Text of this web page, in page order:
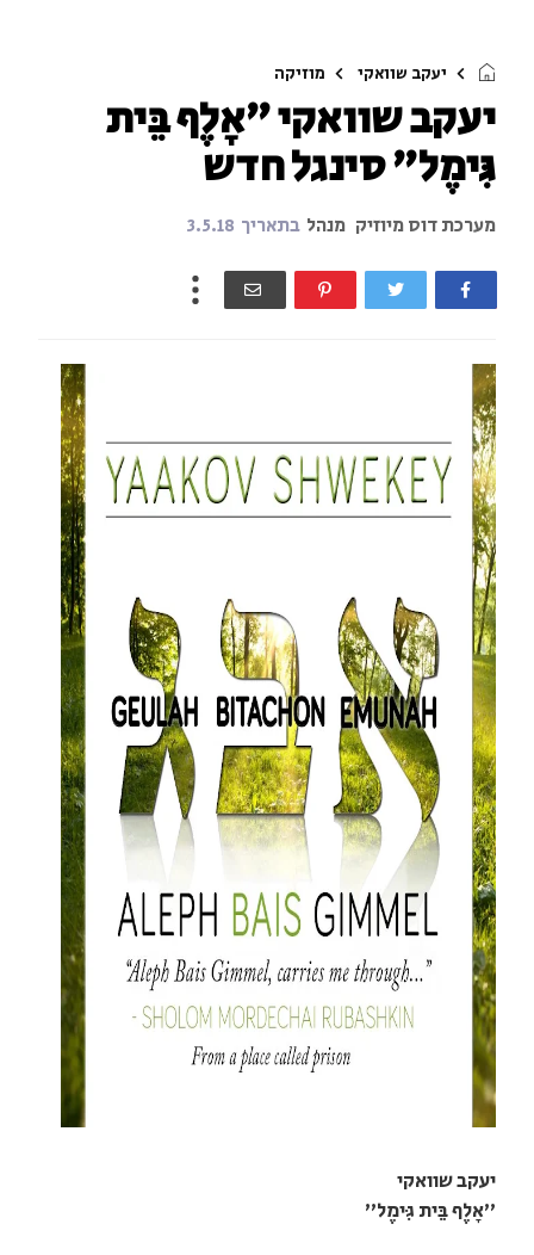
יעקב שוואקי מוזיקה
יעקב שוואקי "אָלֶף בֵּית
גִּימֶל" סינגל חדש
מערכת דוס מיוזיק מנהל בתאריך 3.5.18
יעקב שוואקי
"אָלֶף בֵּית גִּימֶל"